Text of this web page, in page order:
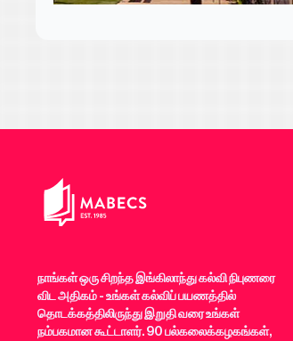
நாங்கள் ஒரு சிறந்த இங்கிலாந்து கல்வி நிபுணரை
விட அதிகம் - உங்கள் கல்விப் பயணத்தில்
தொடக்கத்திலிருந்து இறுதி வரை உங்கள்
நம்பகமான கூட்டாளர். 90 பல்கலைக்கழகங்கள்,